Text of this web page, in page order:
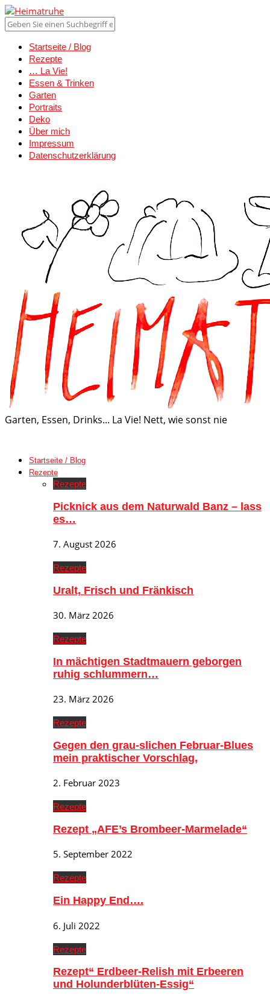
Startseite / Blog
Rezepte
… La Vie!
Essen & Trinken
Garten
Portraits
Deko
Über mich
Impressum
Datenschutzerklärung
Garten, Essen, Drinks... La Vie! Nett, wie sonst nie
Startseite / Blog
Rezepte
Rezepte
Picknick aus dem Naturwald Banz – lass
es…
7. August 2026
Rezepte
Uralt, Frisch und Fränkisch
30. März 2026
Rezepte
In mächtigen Stadtmauern geborgen
ruhig schlummern…
23. März 2026
Rezepte
Gegen den grau-slichen Februar-Blues
mein praktischer Vorschlag,
2. Februar 2023
Rezepte
Rezept „AFE’s Brombeer-Marmelade“
5. September 2022
Rezepte
Ein Happy End….
6. Juli 2022
Rezepte
Rezept“ Erdbeer-Relish mit Erbeeren
und Holunderblüten-Essig“